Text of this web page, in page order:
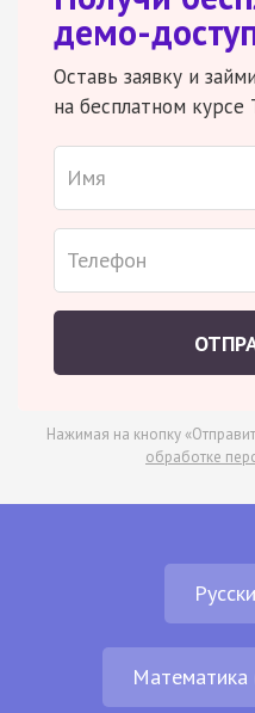
демо-
Оставь заявку и
на бесплатном курсе
Нажимая на кнопку
обработке
Математика